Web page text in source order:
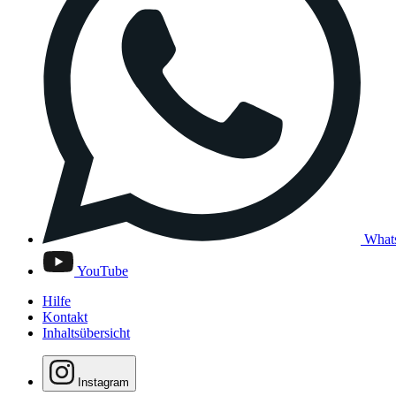
YouTube
Hilfe
Kontakt
Inhaltsübersicht
Instagram